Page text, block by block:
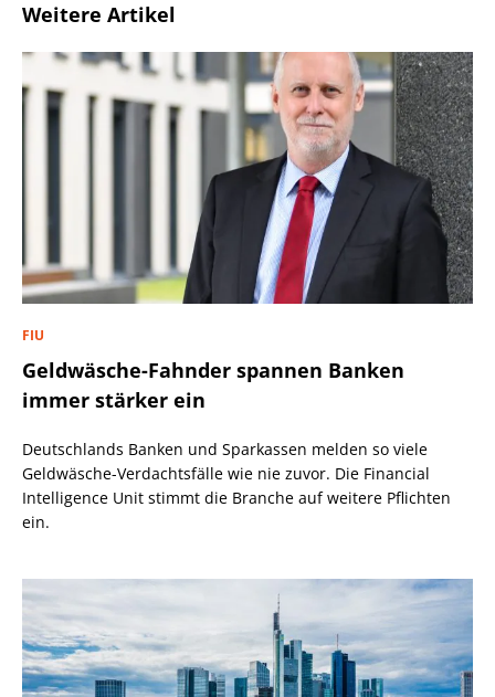
Weitere Artikel
FIU
Geldwäsche-Fahnder spannen Banken
immer stärker ein
Deutschlands Banken und Sparkassen melden so viele
Geldwäsche-Verdachtsfälle wie nie zuvor. Die Financial
Intelligence Unit stimmt die Branche auf weitere Pflichten
ein.